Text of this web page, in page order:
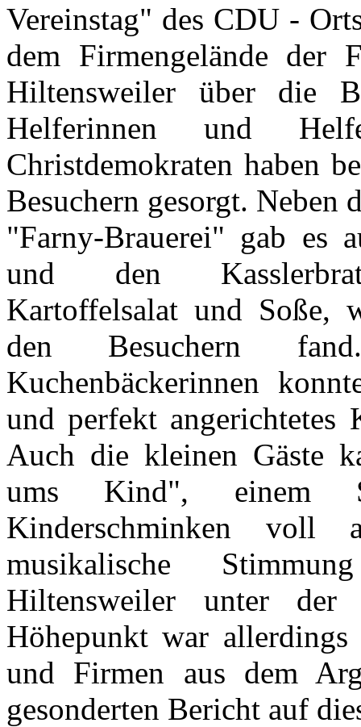
Vereinstag" des CDU -
dem Firmengelände
Hiltensweiler über die
Helferinnen und
Christdemokraten haben
Besuchern gesorgt. Neben
"Farny-Brauerei" gab es
und den
Kartoffelsalat und Soße,
den Besuchern
Kuchenbäckerinnen
und perfekt angerichtetes
Auch die kleinen Gäste
ums Kind", einem
Kinderschminken
musikalische
Hiltensweiler unter
Höhepunkt war
und Firmen aus dem
gesonderten Bericht auf